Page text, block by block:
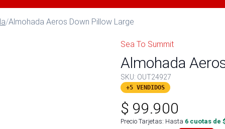
/Almohada Aeros Down Pillow Large
Sea To Summit
Almohada
SKU: OUT24927
+5 VENDIDOS
$ 99.900
Precio Tarjetas: Hasta 6 cuotas de